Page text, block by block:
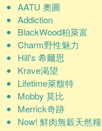
AATU 奧圖
Addiction
BlackWood柏萊富
Charm野性魅力
Hill's 希爾思
Krave渴望
Lifetime萊馥特
Mobby 莫比
Merrick奇跡
Now! 鮮肉無穀天然糧